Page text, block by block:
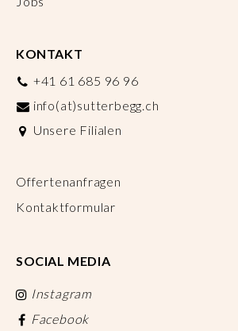
KONTAKT
+41 61 685 96 96
info(at)sutterbegg.ch
Unsere Filialen
Offertenanfragen
Kontaktformular
SOCIAL MEDIA
Instagram
Facebook